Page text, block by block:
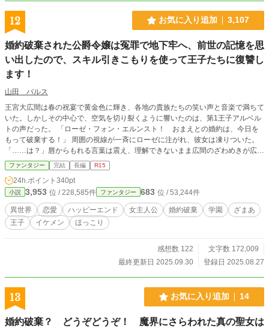
12 お気に入り追加 3,107
婚約破棄された公爵令嬢は冤罪で地下牢へ、前世の記憶を思
い出したので、スキル引きこもりを使って王子たちに復讐し
ます！
山田 バルス
王宮大広間は春の祝宴で黄金色に輝き、各地の貴族たちの笑い声と音楽で満ちて
いた。しかしその中心で、空気を切り裂くように響いたのは、第1王子アルベル
トの声だった。 「ローゼ・フォン・エルンスト！ おまえとの婚約は、今日を
もって破棄する！」 周囲の視線が一斉にローゼに注がれ、彼女は凍りついた。
「……は？」唇からもれる言葉は震え、理解できないまま広間のざわめきが広が
っていく。幼い頃から王子の隣で育ち、未来の王妃として教育を受けてきたロー
ゼ――その誇り高き公爵令嬢が、今まさに公開の場で突き放されたのだ。 アル
ベルトは勝ち誇る笑みを浮かべ、隣に立つ淡いピンク髪の少女ミーアを差し置
き、「おれはこの天使を選ぶ」と宣言した。ミーアは目を潤ませ、か細い声で応
じる。取り巻きの貴族たちも次々にローゼの罪を指摘し、アーサーやマッスルと
いった証人が証言を加えることで、非難の声は広間を震わせた。 ローゼは必死
に抗う。「わたしは何もしていない……」だが、王子の視線と群衆の圧力の前に
る。近衛兵に両腕を拘束され、引きずられるローゼ。広間には王子を讃える喝采
こもりとなった過去の記憶だった。地下牢という絶望的な空間が、彼女の心に小
さな希望を芽生えさせる。 そして――スキル《引きこもり》が発動する兆しを
見せた。絶望の牢獄は、ローゼにとって新たな力を得る場となる。《マイルー
ム》が呼び出され、誰にも侵入されない自分だけの聖域が生まれる。泣き崩れる
心に、未来への決意が灯る。ここから、ローゼの再起と逆転の物語が始まるのだ
ファンタジー 完結 長編 R15
24h.ポイント 340pt
小説 3,953 位 / 228,585件 ファンタジー 683 位 / 53,244件
異世界 恋愛 ハッピーエンド 女主人公 婚約破棄 学園
ざまあ
王子
イケメン ほっこり
感想数 122
文字数 172,009
最終更新日 2025.09.30
登録日 2025.08.27
13 お気に入り追加 14
婚約破棄？ どうぞどうぞ！ 魔界にさらわれた真の聖女は